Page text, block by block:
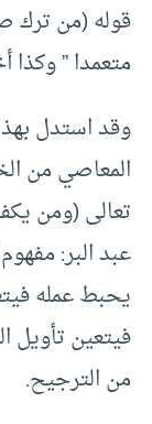
قوله (من ترك
متعمدا ”
وقد استدل
المعاصي من
تعالى (ومن
عبد البر:
يحبط عمله
فيتعين تأويل
من الترجيح.